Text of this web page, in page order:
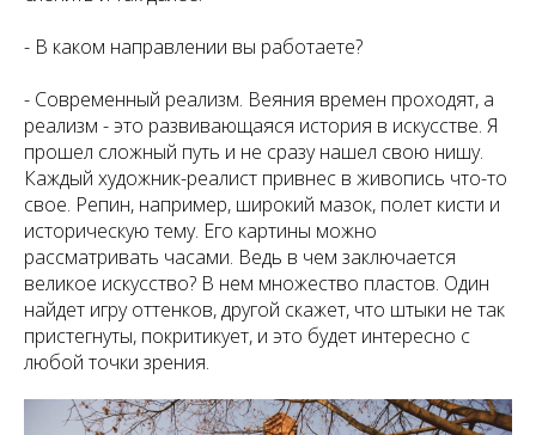
- В каком направлении вы работаете?
- Современный реализм. Веяния времен проходят, а
реализм - это развивающаяся история в искусстве. Я
прошел сложный путь и не сразу нашел свою нишу.
Каждый художник-реалист привнес в живопись что-то
свое. Репин, например, широкий мазок, полет кисти и
историческую тему. Его картины можно
рассматривать часами. Ведь в чем заключается
великое искусство? В нем множество пластов. Один
найдет игру оттенков, другой скажет, что штыки не так
пристегнуты, покритикует, и это будет интересно с
любой точки зрения.